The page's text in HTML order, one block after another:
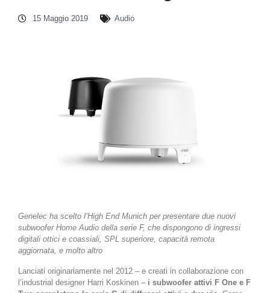
15 Maggio 2019 Audio
Genelec ha scelto l’High End Munich per presentare due nuovi
subwoofer Home Audio della serie F, che dispongono di ingressi
digitali ottici e coassiali, SPL superiore, capacità remota
aggiornata, e molto altro
Lanciati originariamente nel 2012 – e creati in collaborazione con
l’industrial designer Harri Koskinen – i subwoofer attivi F One e F